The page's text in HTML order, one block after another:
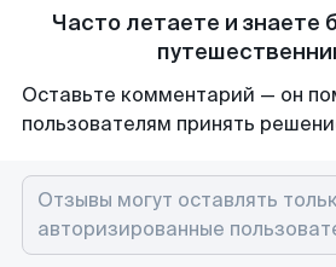
Часто летаете и знаете
Оставьте комментарий — он
пользователям принять